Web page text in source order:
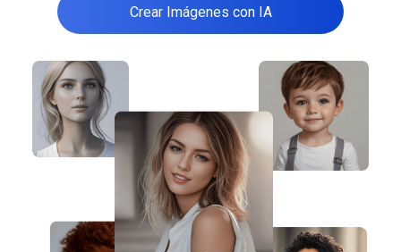
Crear Imágenes con IA